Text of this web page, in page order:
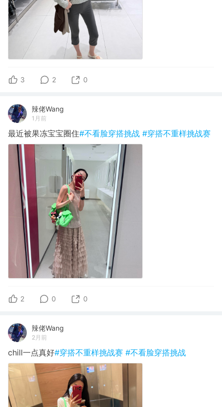
3 2 0
辣佬Wang
1月前
最近被果冻宝宝圈住#不看脸穿搭挑战 #穿搭不重样挑战赛
2 0 0
辣佬Wang
2月前
chill一点真好#穿搭不重样挑战赛 #不看脸穿搭挑战